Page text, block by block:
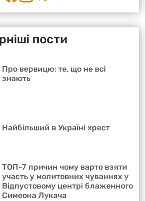
пости
Про вервицю: те, що не всі
знають
Найбільший в Україні хрест
ТОП-7 причин чому варто взяти
участь у молитовних чуваннях у
Відпустовому центрі блаженного
Симеона Лукача